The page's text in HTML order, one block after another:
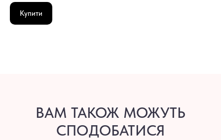
Купити
ВАМ ТАКОЖ МОЖУТЬ
СПОДОБАТИСЯ